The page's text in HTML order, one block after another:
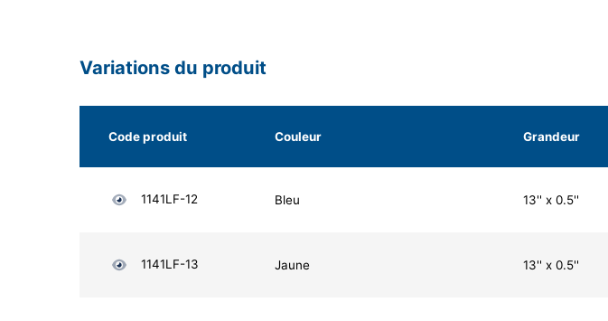
Variations du produit
Code produit Couleur Grandeur
1141LF-12 Bleu 13'' x 0.5''
1141LF-13 Jaune 13'' x 0.5''